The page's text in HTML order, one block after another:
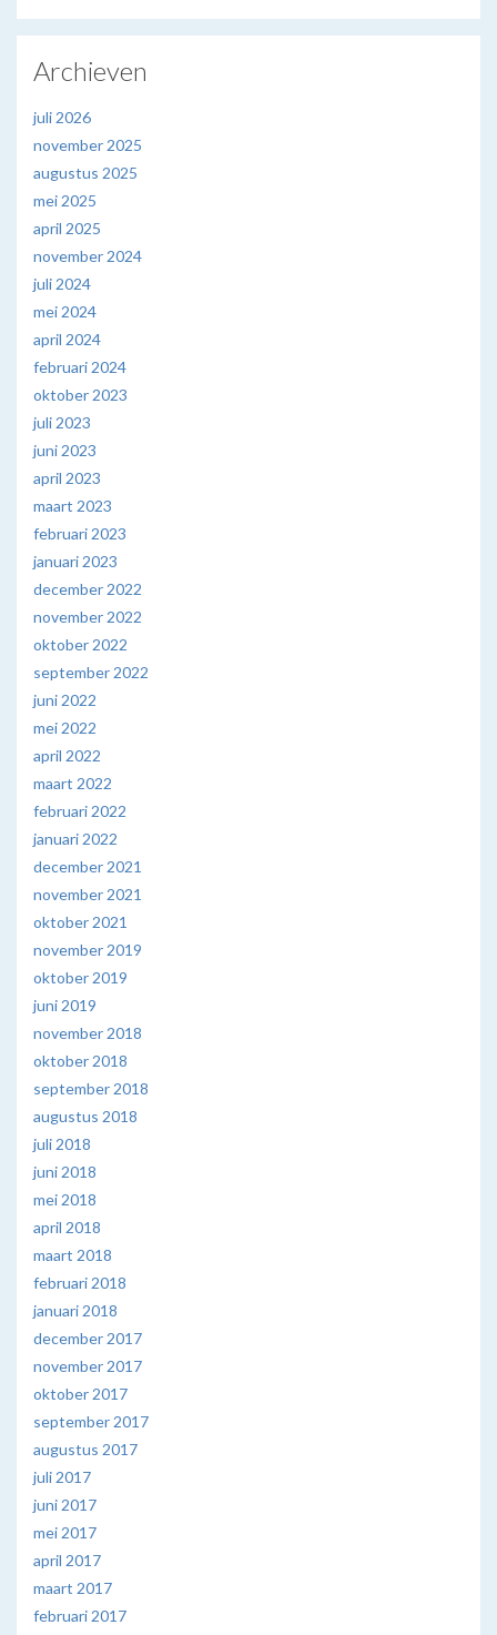
Archieven
juli 2026
november 2025
augustus 2025
mei 2025
april 2025
november 2024
juli 2024
mei 2024
april 2024
februari 2024
oktober 2023
juli 2023
juni 2023
april 2023
maart 2023
februari 2023
januari 2023
december 2022
november 2022
oktober 2022
september 2022
juni 2022
mei 2022
april 2022
maart 2022
februari 2022
januari 2022
december 2021
november 2021
oktober 2021
november 2019
oktober 2019
juni 2019
november 2018
oktober 2018
september 2018
augustus 2018
juli 2018
juni 2018
mei 2018
april 2018
maart 2018
februari 2018
januari 2018
december 2017
november 2017
oktober 2017
september 2017
augustus 2017
juli 2017
juni 2017
mei 2017
april 2017
maart 2017
februari 2017